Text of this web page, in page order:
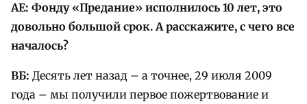
АЕ: Фонду «Предание» исполнилось 10 лет, это
довольно большой срок. А расскажите, с чего все
началось?
ВБ: Десять лет назад – а точнее, 29 июля 2009
года – мы получили первое пожертвование и